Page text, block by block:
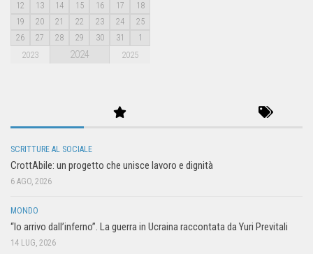
12
13 14 15 16 17
18
19
20 21 22 23 24
25
26
27 28 29 30 31 1
2023 2024 2025
SCRITTURE AL SOCIALE
CrottAbile: un progetto che unisce lavoro e dignità
6 AGO, 2026
MONDO
“Io arrivo dall’inferno”. La guerra in Ucraina raccontata da Yuri Previtali
14 LUG, 2026